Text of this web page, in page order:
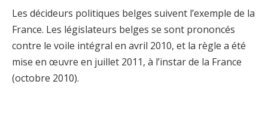
Les décideurs politiques belges suivent l’exemple de la
France. Les législateurs belges se sont prononcés
contre le voile intégral en avril 2010, et la règle a été
mise en œuvre en juillet 2011, à l’instar de la France
(octobre 2010).